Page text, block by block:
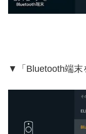
▼「Bluetooth端末